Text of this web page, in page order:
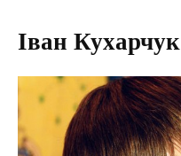
Іван Кухарчук